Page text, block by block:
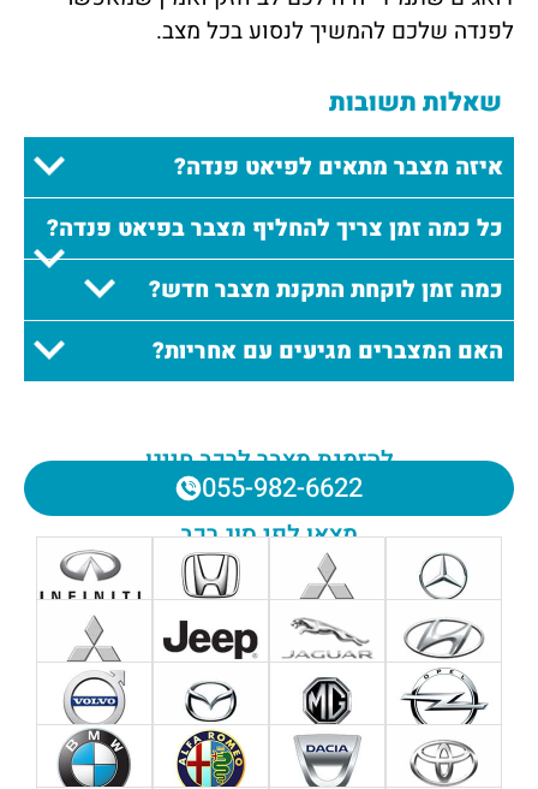
להזמנת מצבר לרכב חייגו
055-982-6622
מצאו לפי סוג רכב
לפנדה שלכם להמשיך לנסוע בכל מצב.
שאלות תשובות
איזה מצבר מתאים לפיאט פנדה?
כל כמה זמן צריך להחליף מצבר בפיאט פנדה?
כמה זמן לוקחת התקנת מצבר חדש?
האם המצברים מגיעים עם אחריות?